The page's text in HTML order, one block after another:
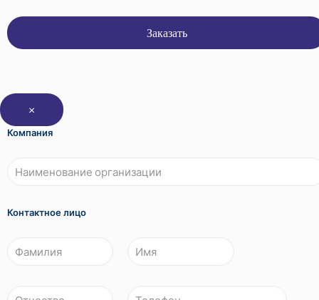
×
Компания
Контактное лицо